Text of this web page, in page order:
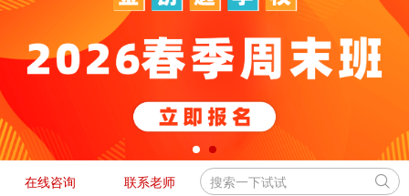
在线咨询 联系老师